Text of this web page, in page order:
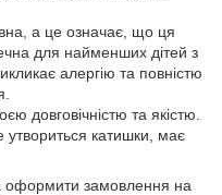
а це означає, що ця
для найменших дітей з
алергію та повністю
довговічністю та якістю.
утвориться катишки, має
оформити замовлення на